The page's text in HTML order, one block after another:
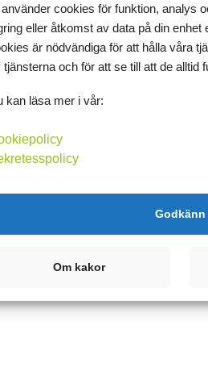
cookies för funktion, analys
eller åtkomst av data på din enhet
är nödvändiga för att hålla våra
tjänsterna och för att se till att de alltid
kan läsa mer i vår:
Godkänn
Om kakor